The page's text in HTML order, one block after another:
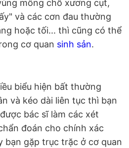
mông chỗ xương cụt,
và các cơn đau thường
hoặc tối... thì cũng có thể
cơ quan sinh sản.
biểu hiện bất thường
và kéo dài liên tục thì bạn
bác sĩ làm các xét
đoán cho chính xác
bạn gặp trục trặc ở cơ quan